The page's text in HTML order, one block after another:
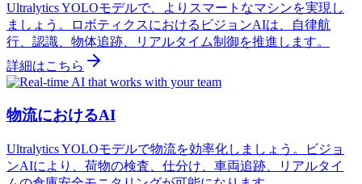
Ultralytics YOLOモデルで、よりスマートなマシンを実現し
ましょう。ロボティクスにおけるビジョンAIは、自律航
行、認識、物体追跡、リアルタイム制御を推進します。
詳細はこちら
物流におけるAI
Ultralytics YOLOモデルで物流を効率化しましょう。ビジョ
ンAIにより、荷物の検査、仕分け、車両追跡、リアルタイ